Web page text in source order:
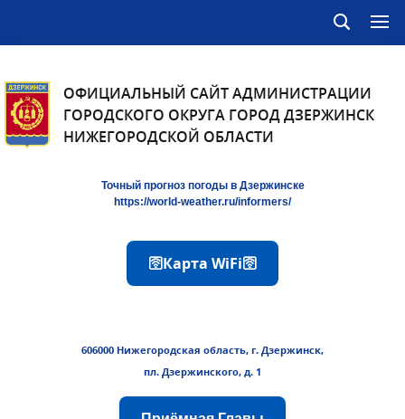
ОФИЦИАЛЬНЫЙ САЙТ АДМИНИСТРАЦИИ
ГОРОДСКОГО ОКРУГА ГОРОД ДЗЕРЖИНСК
НИЖЕГОРОДСКОЙ ОБЛАСТИ
Точный прогноз погоды в Дзержинске
https://world-weather.ru/informers/
🛜Карта WiFi🛜
606000 Нижегородская область, г. Дзержинск,
пл. Дзержинского, д. 1